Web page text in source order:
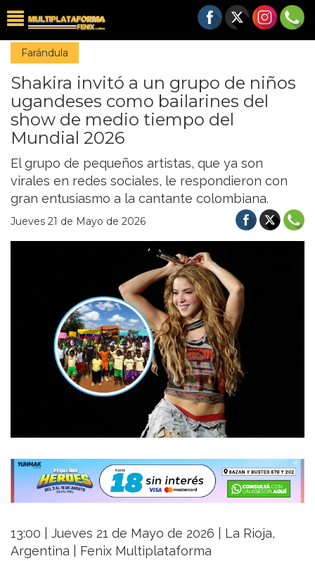
Farándula
Shakira invitó a un grupo de niños
ugandeses como bailarines del
show de medio tiempo del
Mundial 2026
El grupo de pequeños artistas, que ya son
virales en redes sociales, le respondieron con
gran entusiasmo a la cantante colombiana.
Jueves 21 de Mayo de 2026
13:00 | Jueves 21 de Mayo de 2026 | La Rioja,
Argentina | Fenix Multiplataforma